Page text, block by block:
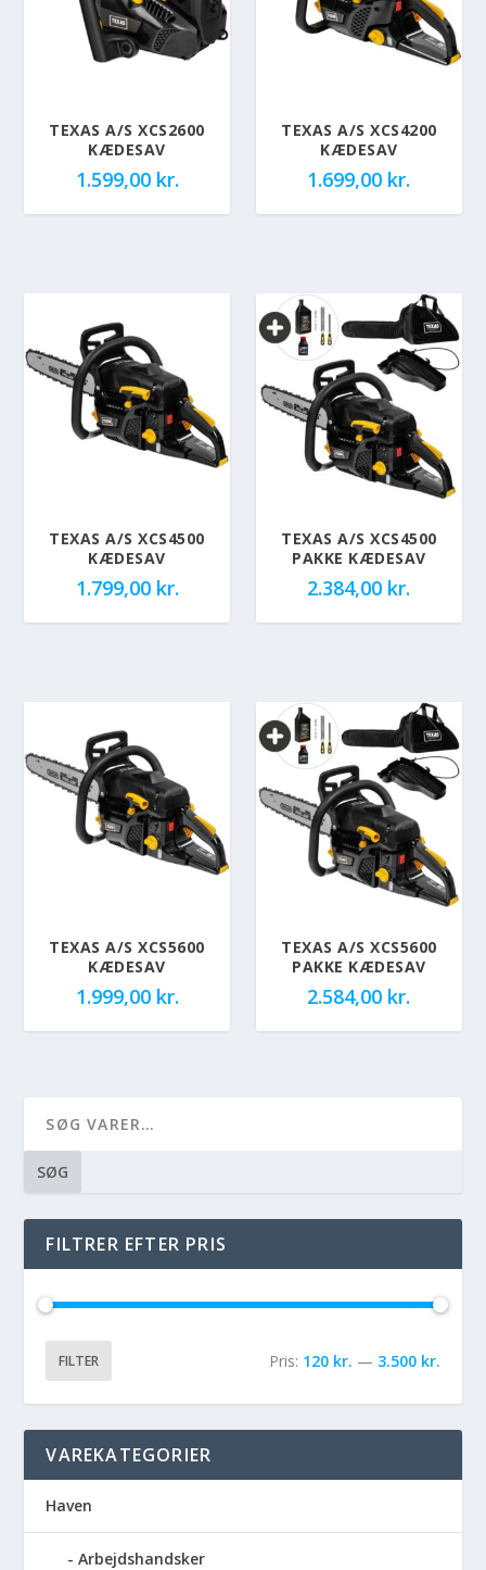
TEXAS A/S XCS2600
KÆDESAV
1.599,00 kr.
TEXAS A/S XCS4200
KÆDESAV
1.699,00 kr.
TEXAS A/S XCS4500
KÆDESAV
1.799,00 kr.
TEXAS A/S XCS4500
PAKKE KÆDESAV
2.384,00 kr.
TEXAS A/S XCS5600
KÆDESAV
1.999,00 kr.
TEXAS A/S XCS5600
PAKKE KÆDESAV
2.584,00 kr.
SØG
FILTRER EFTER PRIS
FILTER Pris: 120 kr. — 3.500 kr.
VAREKATEGORIER
Haven
Arbejdshandsker